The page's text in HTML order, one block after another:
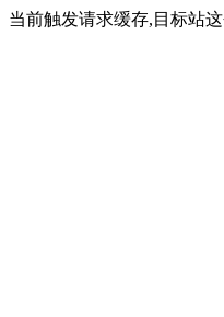
当前触发请求缓存,目标站